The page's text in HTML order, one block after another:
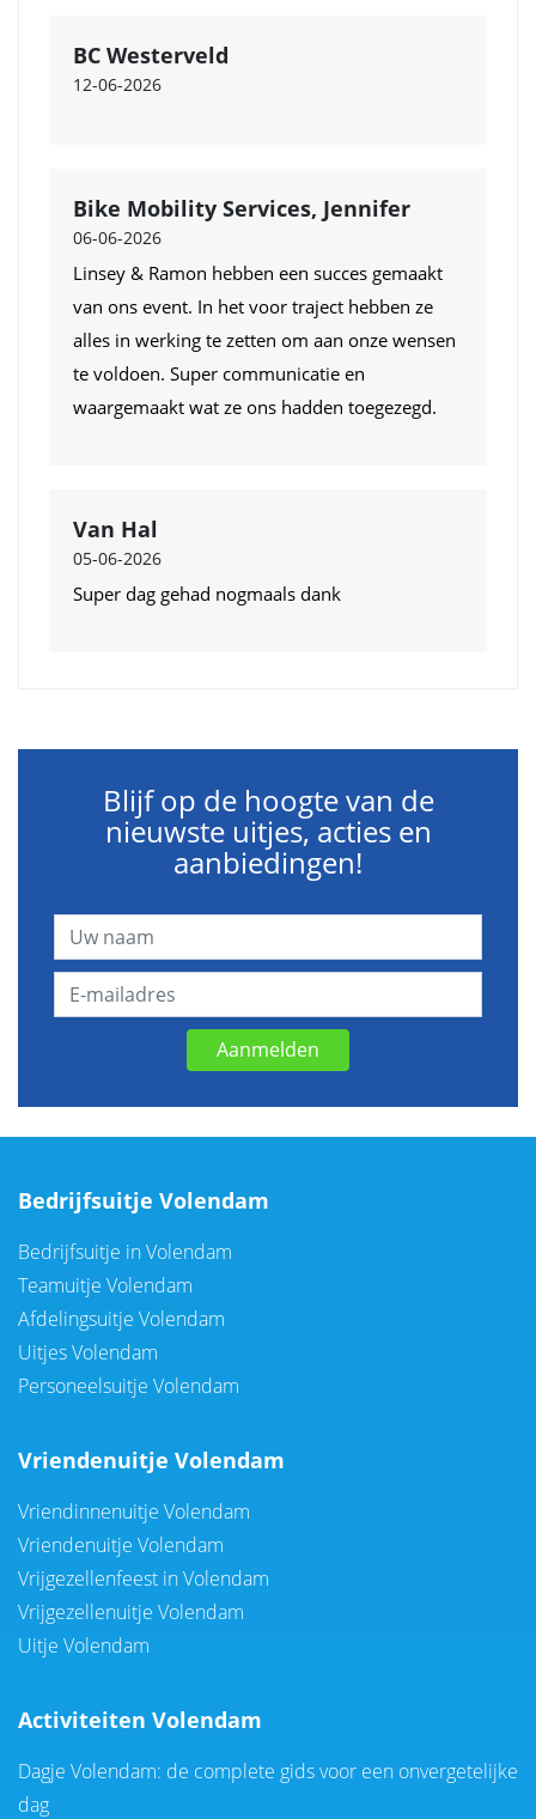
BC Westerveld
12-06-2026
Bike Mobility Services, Jennifer
06-06-2026
Linsey & Ramon hebben een succes gemaakt
van ons event. In het voor traject hebben ze
alles in werking te zetten om aan onze wensen
te voldoen. Super communicatie en
waargemaakt wat ze ons hadden toegezegd.
Van Hal
05-06-2026
Super dag gehad nogmaals dank
Blijf op de hoogte van de
nieuwste uitjes, acties en
aanbiedingen!
Aanmelden
Bedrijfsuitje Volendam
Bedrijfsuitje in Volendam
Teamuitje Volendam
Afdelingsuitje Volendam
Uitjes Volendam
Personeelsuitje Volendam
Vriendenuitje Volendam
Vriendinnenuitje Volendam
Vriendenuitje Volendam
Vrijgezellenfeest in Volendam
Vrijgezellenuitje Volendam
Uitje Volendam
Activiteiten Volendam
Dagje Volendam: de complete gids voor een onvergetelijke
dag